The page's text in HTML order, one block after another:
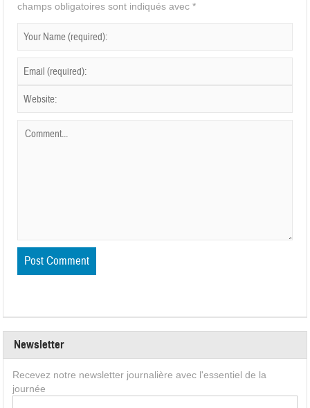
champs obligatoires sont indiqués avec*
Newsletter
Recevez notre newsletter journalière avec l'essentiel de la
journée